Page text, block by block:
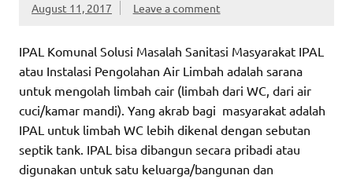
August 11, 2017 Leave a comment
IPAL Komunal Solusi Masalah Sanitasi Masyarakat IPAL
atau Instalasi Pengolahan Air Limbah adalah sarana
untuk mengolah limbah cair (limbah dari WC, dari air
cuci/kamar mandi). Yang akrab bagi masyarakat adalah
IPAL untuk limbah WC lebih dikenal dengan sebutan
septik tank. IPAL bisa dibangun secara pribadi atau
digunakan untuk satu keluarga/bangunan dan